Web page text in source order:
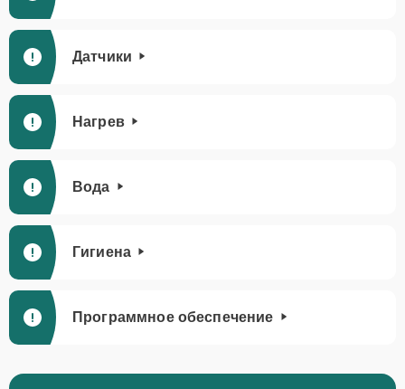
Датчики
Нагрев
Вода
Гигиена
Программное обеспечение